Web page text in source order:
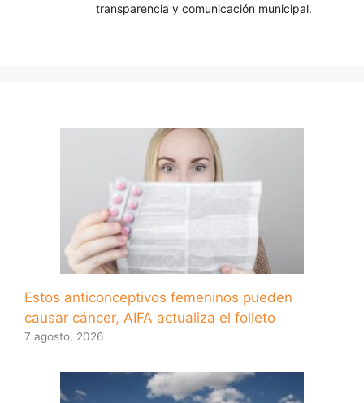
transparencia y comunicación municipal.
Estos anticonceptivos femeninos pueden
causar cáncer, AIFA actualiza el folleto
7 agosto, 2026